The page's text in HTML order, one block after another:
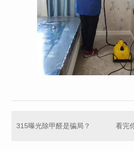
315曝光除甲醛是骗局？